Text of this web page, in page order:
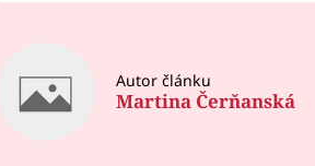
Autor článku
Martina Čerňanská